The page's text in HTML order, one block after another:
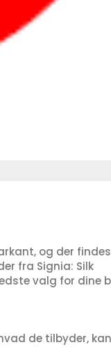
og der findes
fra Signia: Silk
valg for dine
de tilbyder,